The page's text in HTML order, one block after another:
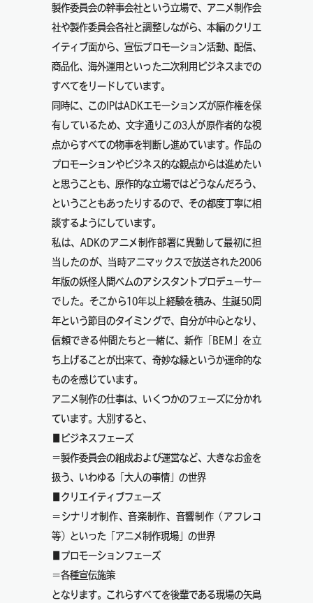
製作委員会の幹事会社という立場で、アニメ制作会
社や製作委員会各社と調整しながら、本編のクリエ
イティブ面から、宣伝プロモーション活動、配信、
商品化、海外運用といった二次利用ビジネスまでの
すべてをリードしています。
同時に、このIPはADKエモーションズが原作権を保
有しているため、文字通りこの3人が原作者的な視
点からすべての物事を判断し進めています。作品の
プロモーションやビジネス的な観点からは進めたい
と思うことも、原作的な立場ではどうなんだろう、
ということもあったりするので、その都度丁寧に相
談するようにしています。
私は、ADKのアニメ制作部署に異動して最初に担
当したのが、当時アニマックスで放送された2006
年版の妖怪人間ベムのアシスタントプロデューサー
でした。そこから10年以上経験を積み、生誕50周
年という節目のタイミングで、自分が中心となり、
信頼できる仲間たちと一緒に、新作「BEM」を立
ち上げることが出来て、奇妙な縁というか運命的な
ものを感じています。
アニメ制作の仕事は、いくつかのフェーズに分かれ
ています。大別すると、
■ビジネスフェーズ
＝製作委員会の組成および運営など、大きなお金を
扱う、いわゆる「大人の事情」の世界
■クリエイティブフェーズ
＝シナリオ制作、音楽制作、音響制作（アフレコ
等）といった「アニメ制作現場」の世界
■プロモーションフェーズ
＝各種宣伝施策
となります。これらすべてを後輩である現場の矢島